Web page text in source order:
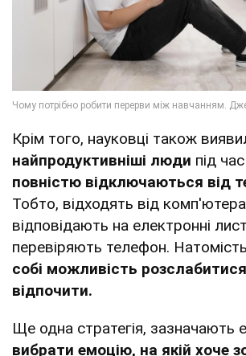
Крім того, науковці також
найпродуктивніші люди під
повністю відключаються від
Тобто, відходять від
відповідають на електронні
перевіряють телефон.
собі можливість
відпочити.
Ще одна стратегія, зазначають
вибрати емоцію, на якій хоче